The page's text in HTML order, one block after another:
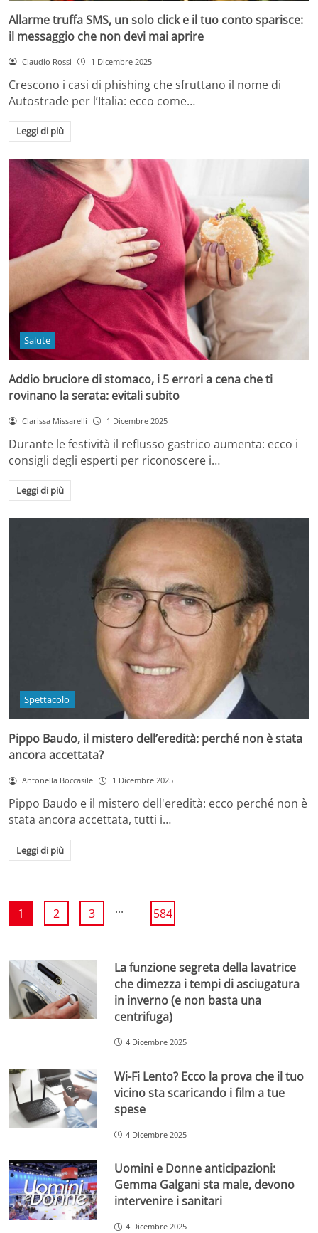
Allarme truffa SMS, un solo click e il tuo conto sparisce:
il messaggio che non devi mai aprire
Claudio Rossi 1 Dicembre 2025
Crescono i casi di phishing che sfruttano il nome di
Autostrade per l’Italia: ecco come…
Leggi di più
Salute
Addio bruciore di stomaco, i 5 errori a cena che ti
rovinano la serata: evitali subito
Clarissa Missarelli 1 Dicembre 2025
Durante le festività il reflusso gastrico aumenta: ecco i
consigli degli esperti per riconoscere i…
Leggi di più
Spettacolo
Pippo Baudo, il mistero dell’eredità: perché non è stata
ancora accettata?
Antonella Boccasile 1 Dicembre 2025
Pippo Baudo e il mistero dell'eredità: ecco perché non è
stata ancora accettata, tutti i…
Leggi di più
1 2 3 ... 584
La funzione segreta della lavatrice
che dimezza i tempi di asciugatura
in inverno (e non basta una
centrifuga)
4 Dicembre 2025
Wi-Fi Lento? Ecco la prova che il tuo
vicino sta scaricando i film a tue
spese
4 Dicembre 2025
Uomini e Donne anticipazioni:
Gemma Galgani sta male, devono
intervenire i sanitari
4 Dicembre 2025